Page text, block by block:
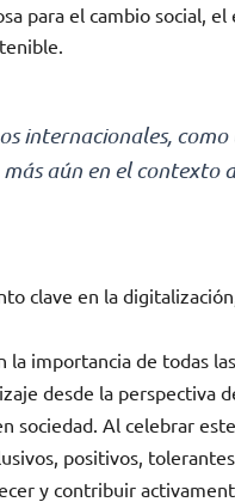
para el cambio social,
internacionales,
aún en el contexto
clave en la
la importancia de todas
desde la perspectiva
sociedad. Al celebrar
positivos,
y contribuir